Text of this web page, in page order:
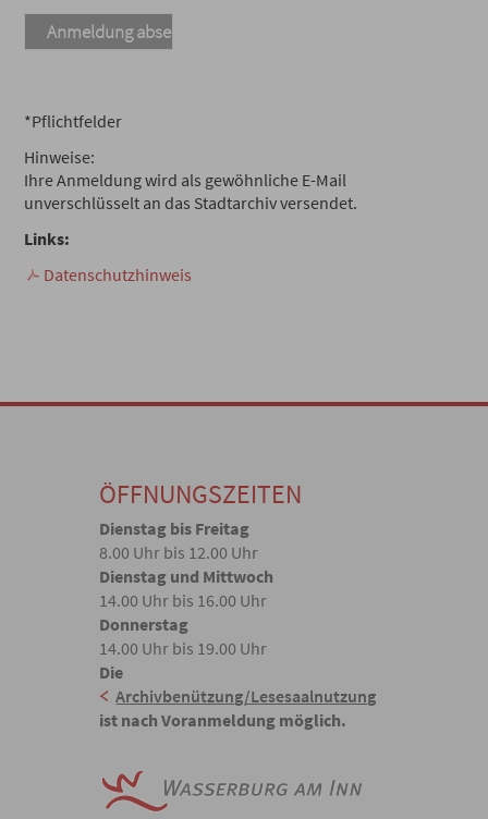
*Pflichtfelder
Hinweise:
Ihre Anmeldung wird als gewöhnliche E-Mail
unverschlüsselt an das Stadtarchiv versendet.
Links:
Datenschutzhinweis
ÖFFNUNGSZEITEN
Dienstag bis Freitag
8.00 Uhr bis 12.00 Uhr
Dienstag und Mittwoch
14.00 Uhr bis 16.00 Uhr
Donnerstag
14.00 Uhr bis 19.00 Uhr
Die
Archivbenützung/Lesesaalnutzung
ist nach Voranmeldung möglich.